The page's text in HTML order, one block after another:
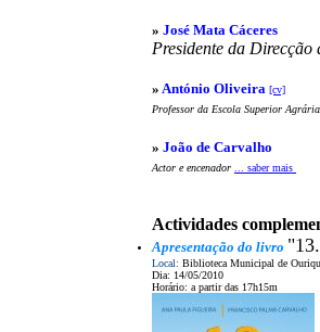
» José Mata Cáceres
Presidente da
» António Oliveira [cv]
Professor da Escola Superior
» João de Carvalho
Actor e encenador ... saber mais
Actividades
Apresentação do livro
Local: Biblioteca Municipal de
Dia: 14/05/2010
Horário: a partir das 17h15m